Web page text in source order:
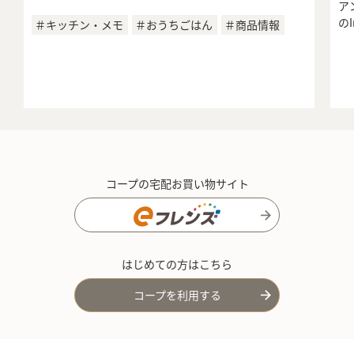
＃キッチン・メモ ＃おうちごはん ＃商品情報
ア
の
コープの宅配お買い物サイト
はじめての方はこちら
コープを利用する